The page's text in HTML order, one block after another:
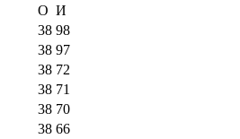
О И
38 98
38 97
38 72
38 71
38 70
38 66